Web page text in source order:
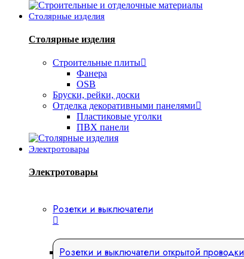
Столярные изделия
Столярные изделия
Строительные плиты
Фанера
OSB
Бруски, рейки, доски
Отделка декоративными панелями
Пластиковые уголки
ПВХ панели
Электротовары
Электротовары
Розетки и выключатели
Розетки и выключатели открытой проводки